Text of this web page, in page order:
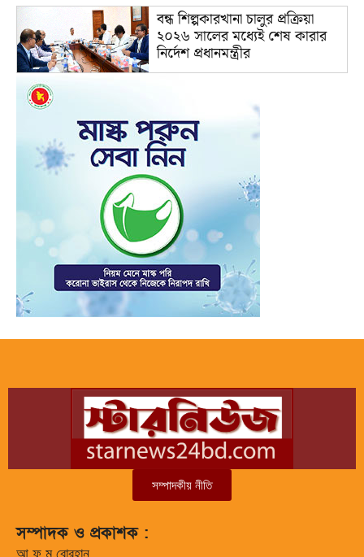
বন্ধ শিল্পকারখানা চালুর প্রক্রিয়া
২০২৬ সালের মধ্যেই শেষ কারার
নির্দেশ প্রধানমন্ত্রীর
সম্পাদকীয় নীতি
সম্পাদক ও প্রকাশক :